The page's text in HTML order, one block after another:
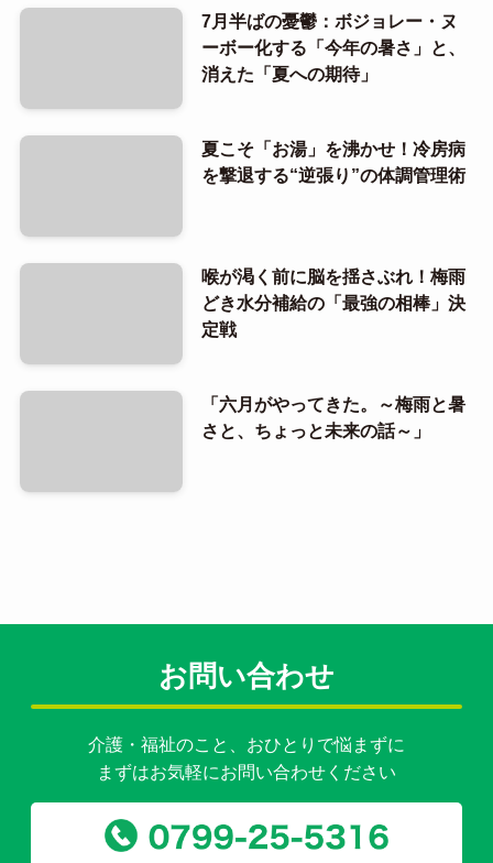
7月半ばの憂鬱：ボジョレー・ヌ
ーボー化する「今年の暑さ」と、
消えた「夏への期待」
夏こそ「お湯」を沸かせ！冷房病
を撃退する“逆張り”の体調管理術
喉が渇く前に脳を揺さぶれ！梅雨
どき水分補給の「最強の相棒」決
定戦
「六月がやってきた。～梅雨と暑
さと、ちょっと未来の話～」
お問い合わせ
介護・福祉のこと、おひとりで悩まずに
まずはお気軽にお問い合わせください